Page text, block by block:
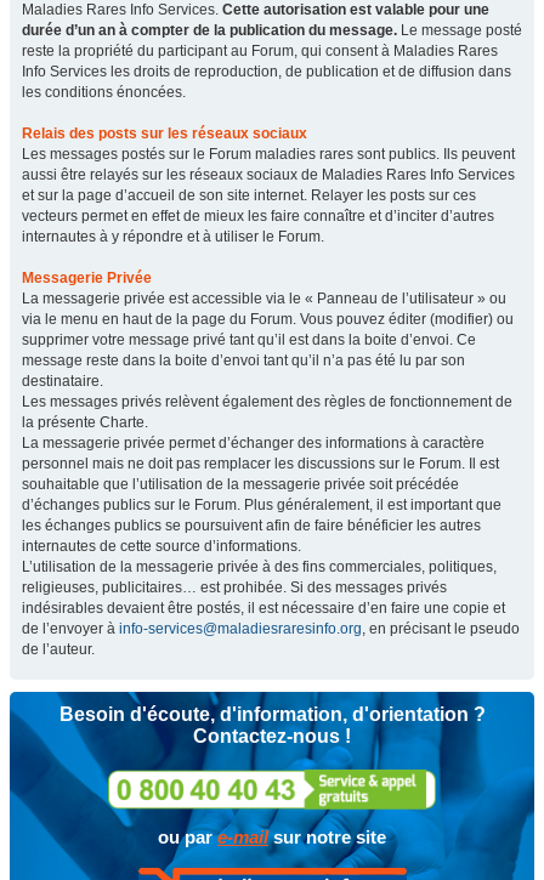
Maladies Rares Info Services. Cette autorisation est valable pour une
durée d’un an à compter de la publication du message. Le message posté
reste la propriété du participant au Forum, qui consent à Maladies Rares
Info Services les droits de reproduction, de publication et de diffusion dans
les conditions énoncées.
Relais des posts sur les réseaux sociaux
Les messages postés sur le Forum maladies rares sont publics. Ils peuvent
aussi être relayés sur les réseaux sociaux de Maladies Rares Info Services
et sur la page d’accueil de son site internet. Relayer les posts sur ces
vecteurs permet en effet de mieux les faire connaître et d’inciter d’autres
internautes à y répondre et à utiliser le Forum.
Messagerie Privée
La messagerie privée est accessible via le « Panneau de l’utilisateur » ou
via le menu en haut de la page du Forum. Vous pouvez éditer (modifier) ou
supprimer votre message privé tant qu’il est dans la boite d’envoi. Ce
message reste dans la boite d’envoi tant qu’il n’a pas été lu par son
destinataire.
Les messages privés relèvent également des règles de fonctionnement de
la présente Charte.
La messagerie privée permet d’échanger des informations à caractère
personnel mais ne doit pas remplacer les discussions sur le Forum. Il est
souhaitable que l’utilisation de la messagerie privée soit précédée
d’échanges publics sur le Forum. Plus généralement, il est important que
les échanges publics se poursuivent afin de faire bénéficier les autres
internautes de cette source d’informations.
L’utilisation de la messagerie privée à des fins commerciales, politiques,
religieuses, publicitaires… est prohibée. Si des messages privés
indésirables devaient être postés, il est nécessaire d’en faire une copie et
de l’envoyer à info-services@maladiesraresinfo.org, en précisant le pseudo
de l’auteur.
Besoin d'écoute, d'information, d'orientation ?
Contactez-nous !
ou pare-mailsur notre site